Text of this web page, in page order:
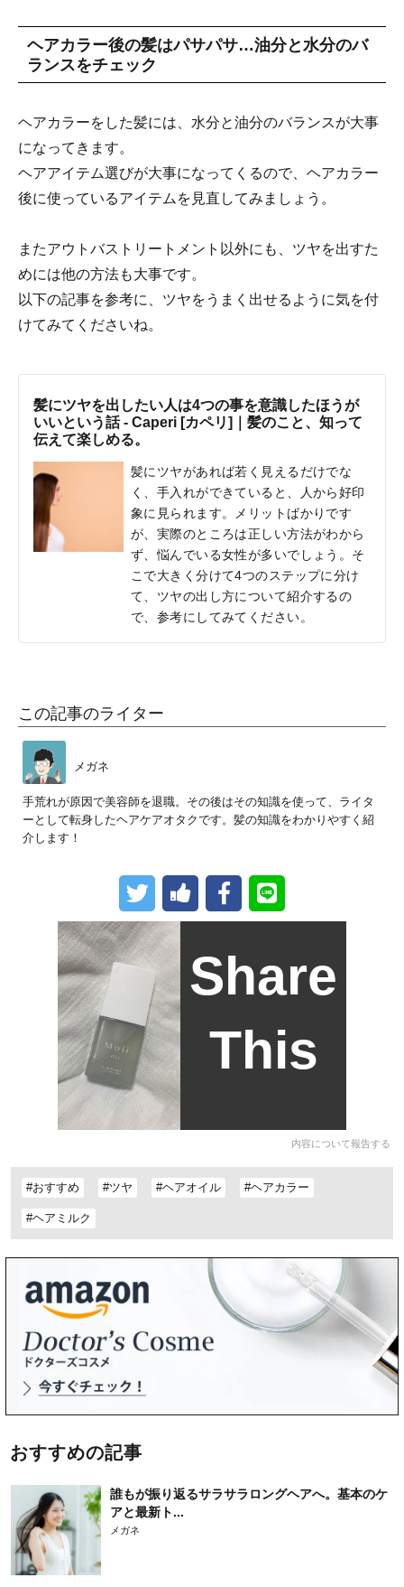
ヘアカラー後の髪はパサパサ…油分と水分のバ
ランスをチェック
ヘアカラーをした髪には、水分と油分のバランスが大事
になってきます。
ヘアアイテム選びが大事になってくるので、ヘアカラー
後に使っているアイテムを見直してみましょう。
またアウトバストリートメント以外にも、ツヤを出すた
めには他の方法も大事です。
以下の記事を参考に、ツヤをうまく出せるように気を付
けてみてくださいね。
髪にツヤを出したい人は4つの事を意識したほうが
いいという話 - Caperi [カペリ]｜髪のこと、知って
伝えて楽しめる。
髪にツヤがあれば若く見えるだけでな
く、手入れができていると、人から好印
象に見られます。メリットばかりです
が、実際のところは正しい方法がわから
ず、悩んでいる女性が多いでしょう。そ
こで大きく分けて4つのステップに分け
て、ツヤの出し方について紹介するの
で、参考にしてみてください。
この記事のライター
メガネ
手荒れが原因で美容師を退職。その後はその知識を使って、ライタ
ーとして転身したヘアケアオタクです。髪の知識をわかりやすく紹
介します！
Share
This
内容について報告する
#おすすめ #ツヤ #ヘアオイル #ヘアカラー
#ヘアミルク
おすすめの記事
誰もが振り返るサラサラロングヘアへ。基本のケ
アと最新ト...
メガネ